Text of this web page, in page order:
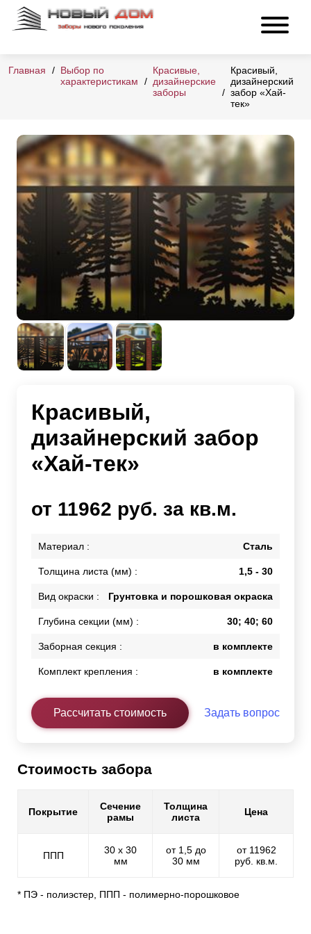
Главная
Выбор по
характеристикам
Красивые,
дизайнерские
заборы
Красивый,
дизайнерский
забор «Хай-
тек»
Красивый,
дизайнерский забор
«Хай-тек»
от 11962 руб. за кв.м.
Материал : Сталь
Толщина листа (мм) : 1,5 - 30
Вид окраски : Грунтовка и порошковая окраска
Глубина секции (мм) : 30; 40; 60
Заборная секция : в комплекте
Комплект крепления : в комплекте
Рассчитать стоимость Задать вопрос
Стоимость забора
Покрытие
Сечение
рамы
Толщина
листа
Цена
ППП
30 х 30
мм
от 1,5 до
30 мм
от 11962
руб. кв.м.
* ПЭ - полиэстер, ППП - полимерно-порошковое